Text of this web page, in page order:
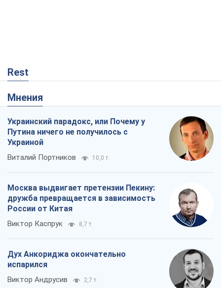
Rest
Мнения
Украинский парадокс, или Почему у
Путина ничего не получилось с
Украиной
Виталий Портников 10,0 т.
Москва выдвигает претензии Пекину:
дружба превращается в зависимость
России от Китая
Виктор Каспрук 8,7 т.
Дух Анкориджа окончательно
испарился
Виктор Андрусив 2,7 т.